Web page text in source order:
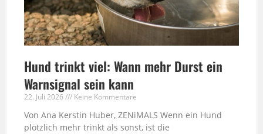
Hund trinkt viel: Wann mehr Durst ein
Warnsignal sein kann
22. Juli 2026 Keine Kommentare
Von Ana Kerstin Huber, ZENiMALS Wenn ein Hund
plötzlich mehr trinkt als sonst, ist die